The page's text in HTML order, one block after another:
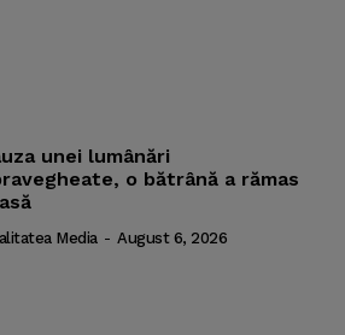
unei lumânări
o bătrână a rămas
Media - August 6, 2026